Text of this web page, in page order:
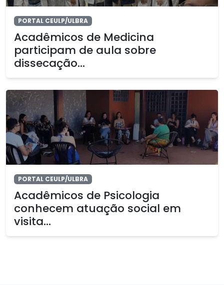
PORTAL CEULP/ULBRA
Acadêmicos de Medicina
participam de aula sobre
dissecação...
PORTAL CEULP/ULBRA
Acadêmicos de Psicologia
conhecem atuação social em
visita...